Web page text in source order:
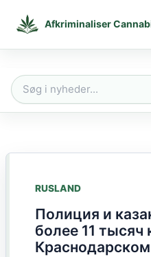
Afkriminaliser
Søg
RUSLAND
Полиция и
более 11 тысяч